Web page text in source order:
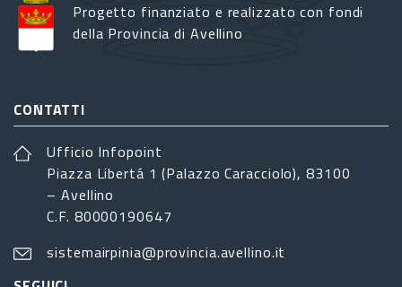
Progetto finanziato e realizzato con fondi
della Provincia di Avellino
CONTATTI
Ufficio Infopoint
Piazza Libertá 1 (Palazzo Caracciolo), 83100
– Avellino
C.F. 80000190647
sistemairpinia@provincia.avellino.it